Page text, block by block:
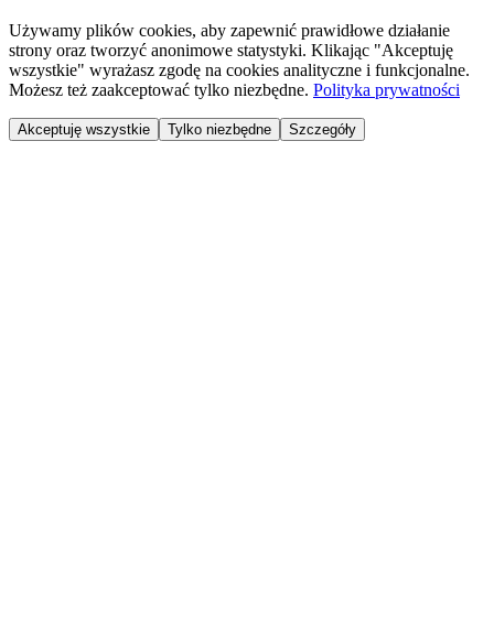
Używamy plików cookies, aby zapewnić prawidłowe działanie
strony oraz tworzyć anonimowe statystyki. Klikając "Akceptuję
wszystkie" wyrażasz zgodę na cookies analityczne i funkcjonalne.
Możesz też zaakceptować tylko niezbędne. Polityka prywatności
Akceptuję wszystkie Tylko niezbędne Szczegóły